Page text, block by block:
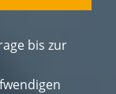
bis zur